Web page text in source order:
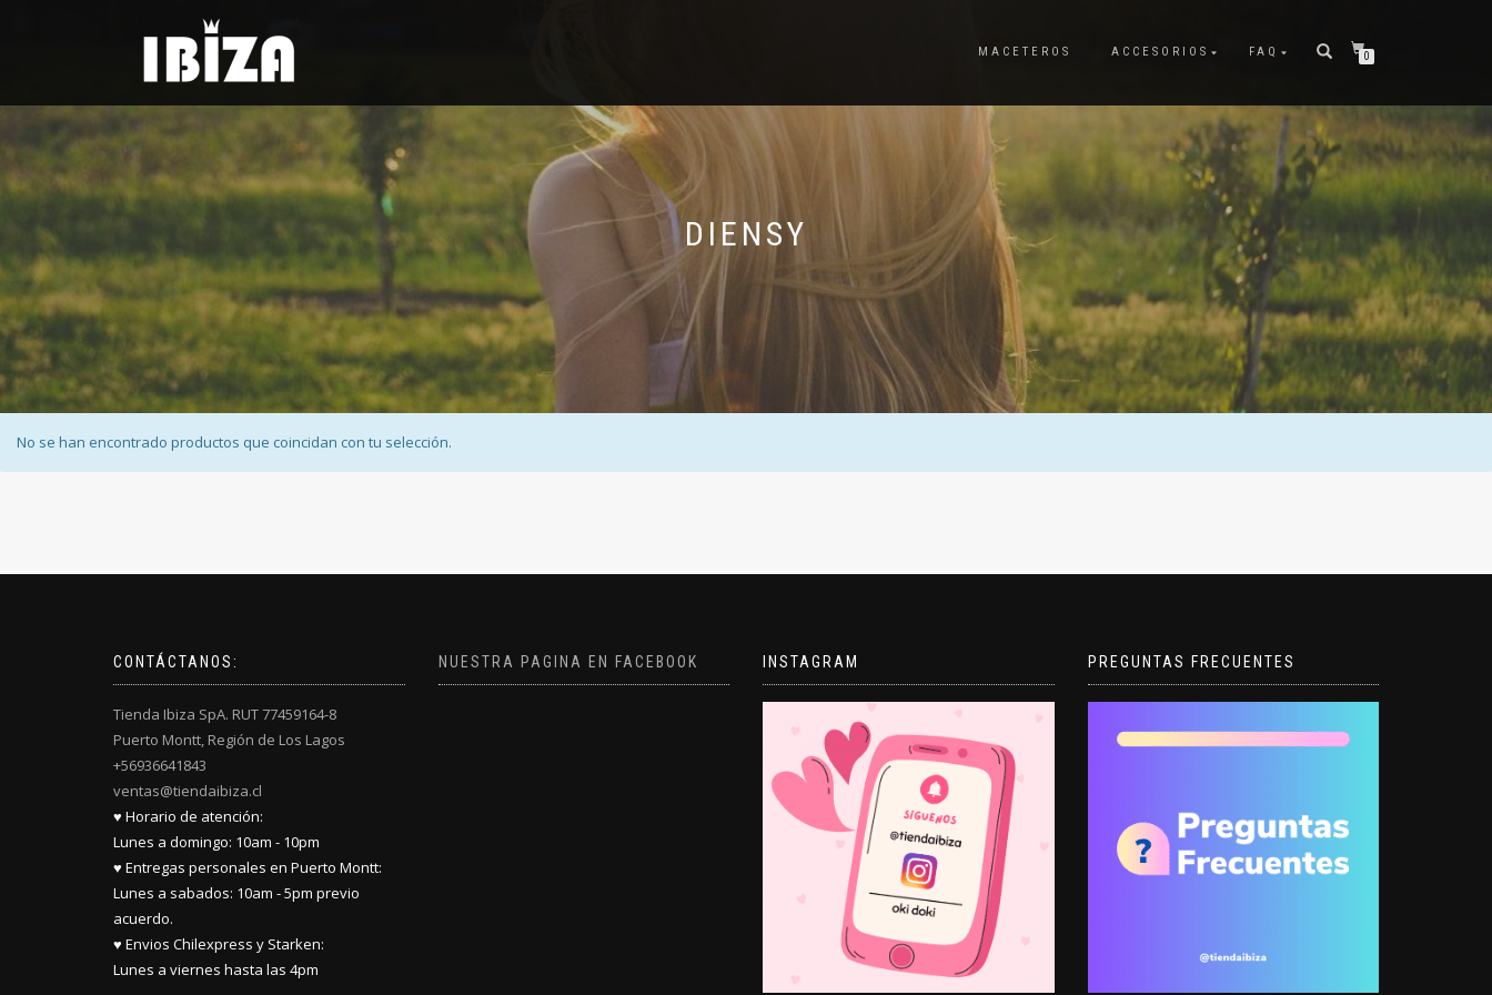
MACETEROS ACCESORIOS FAQ 0
DIENSY
No se han encontrado productos que coincidan con tu selección.
CONTÁCTANOS:
Tienda Ibiza SpA. RUT 77459164-8
Puerto Montt, Región de Los Lagos
+56936641843
ventas@tiendaibiza.cl
♥ Horario de atención:
Lunes a domingo: 10am - 10pm
♥ Entregas personales en Puerto Montt:
Lunes a sabados: 10am - 5pm previo
acuerdo.
♥ Envios Chilexpress y Starken:
Lunes a viernes hasta las 4pm
NUESTRA PAGINA EN FACEBOOK INSTAGRAM PREGUNTAS FRECUENTES